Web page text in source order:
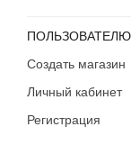
ПОЛЬЗОВАТЕЛЮ
Создать магазин
Личный кабинет
Регистрация